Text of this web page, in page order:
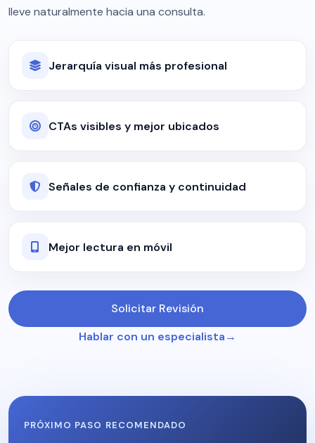
lleve naturalmente hacia una consulta.
Jerarquía visual más profesional
CTAs visibles y mejor ubicados
Señales de confianza y continuidad
Mejor lectura en móvil
Solicitar Revisión
Hablar con un especialista
PRÓXIMO PASO RECOMENDADO